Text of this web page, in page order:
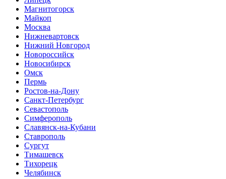
Магнитогорск
Майкоп
Москва
Нижневартовск
Нижний Новгород
Новороссийск
Новосибирск
Омск
Пермь
Ростов-на-Дону
Санкт-Петербург
Севастополь
Симферополь
Славянск-на-Кубани
Ставрополь
Сургут
Тимашевск
Тихорецк
Челябинск